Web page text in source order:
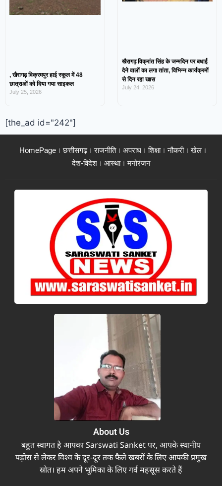
, खैरागढ़ विक्रमपुर हाई स्कूल में 48
छात्राओं को दिया गया साइकल
July 25, 2026
खैरागढ़ विक्रांत सिंह के जन्मदिन पर बधाई
देने वालों का लगा तांता, विभिन्न कार्यक्रमों
से दिन रहा खास
July 24, 2026
[the_ad id="242"]
HomePage छत्तीसगढ़ राजनीति अपराध शिक्षा नौकरी
खेल
देश-विदेश
आस्था मनोरंजन
About Us
बहुत स्वागत है आपका Sarswati Sanket पर, आपके स्थानीय
पड़ोस से लेकर विश्व के दूर-दूर तक फैले खबरों के लिए आपकी प्रमुख
स्रोत। हम अपने भूमिका के लिए गर्व महसूस करते हैं